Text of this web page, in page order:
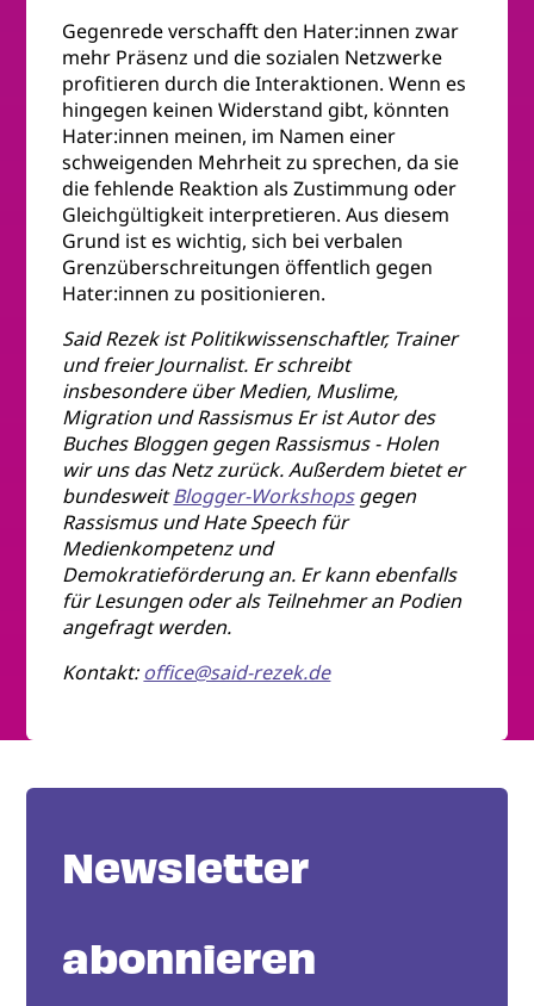
Gegenrede verschafft den Hater:innen zwar
mehr Präsenz und die sozialen Netzwerke
profitieren durch die Interaktionen. Wenn es
hingegen keinen Widerstand gibt, könnten
Hater:innen meinen, im Namen einer
schweigenden Mehrheit zu sprechen, da sie
die fehlende Reaktion als Zustimmung oder
Gleichgültigkeit interpretieren. Aus diesem
Grund ist es wichtig, sich bei verbalen
Grenzüberschreitungen öffentlich gegen
Hater:innen zu positionieren.
Said Rezek ist Politikwissenschaftler, Trainer
und freier Journalist. Er schreibt
insbesondere über Medien, Muslime,
Migration und Rassismus Er ist Autor des
Buches Bloggen gegen Rassismus - Holen
wir uns das Netz zurück. Außerdem bietet er
bundesweitBlogger-Workshopsgegen
Rassismus und Hate Speech für
Medienkompetenz und
Demokratieförderung an. Er kann ebenfalls
für Lesungen oder als Teilnehmer an Podien
angefragt werden.
Kontakt:office@said-rezek.de
Newsletter
abonnieren